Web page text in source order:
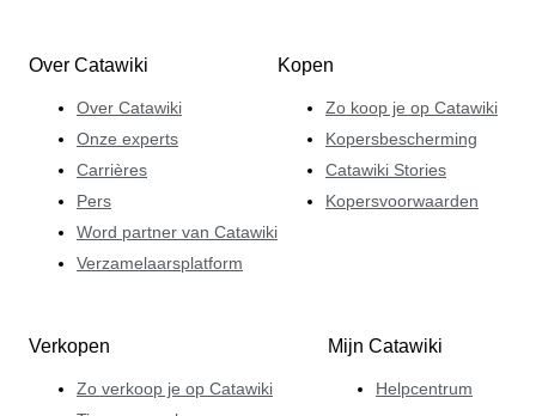
Over Catawiki
Over Catawiki
Onze experts
Carrières
Pers
Word partner van Catawiki
Verzamelaarsplatform
Kopen
Zo koop je op Catawiki
Kopersbescherming
Catawiki Stories
Kopersvoorwaarden
Verkopen
Zo verkoop je op Catawiki
Mijn Catawiki
Helpcentrum